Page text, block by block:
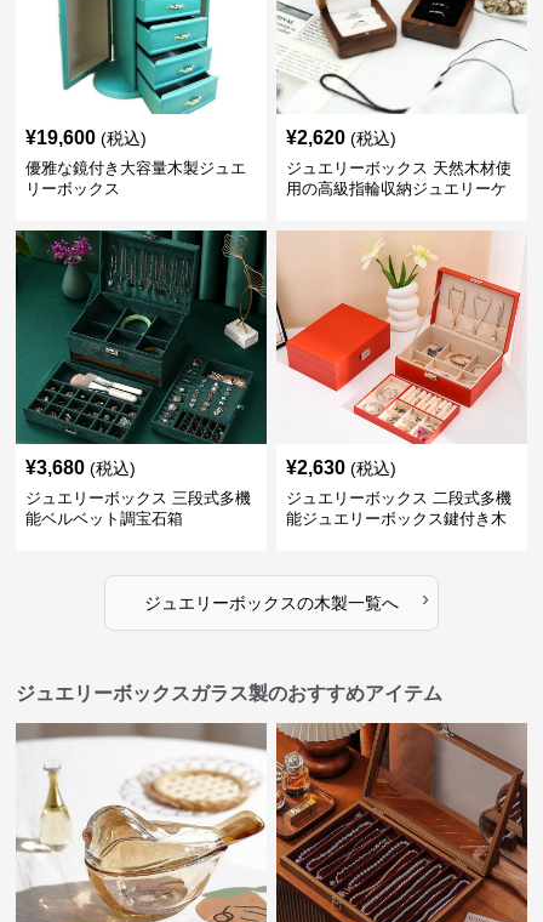
¥19,600 (税込)
優雅な鏡付き大容量木製ジュエ
リーボックス
¥2,620 (税込)
ジュエリーボックス 天然木材使
用の高級指輪収納ジュエリーケ
¥3,680 (税込)
ジュエリーボックス 三段式多機
能ベルベット調宝石箱
¥2,630 (税込)
ジュエリーボックス 二段式多機
能ジュエリーボックス鍵付き木
ジュエリーボックスの木製一覧へ ›
ジュエリーボックスガラス製のおすすめアイテム